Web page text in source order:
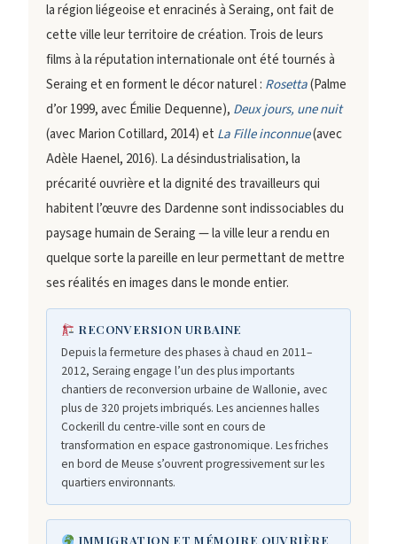
la région liégeoise et enracinés à Seraing, ont fait de
cette ville leur territoire de création. Trois de leurs
films à la réputation internationale ont été tournés à
Seraing et en forment le décor naturel : Rosetta(Palme
d’or 1999, avec Émilie Dequenne), Deux jours, une nuit
(avec Marion Cotillard, 2014) et La Fille inconnue(avec
Adèle Haenel, 2016). La désindustrialisation, la
précarité ouvrière et la dignité des travailleurs qui
habitent l’œuvre des Dardenne sont indissociables du
paysage humain de Seraing — la ville leur a rendu en
quelque sorte la pareille en leur permettant de mettre
ses réalités en images dans le monde entier.
RECONVERSION URBAINE
Depuis la fermeture des phases à chaud en 2011–
2012, Seraing engage l’un des plus importants
chantiers de reconversion urbaine de Wallonie, avec
plus de 320 projets imbriqués. Les anciennes halles
Cockerill du centre-ville sont en cours de
transformation en espace gastronomique. Les friches
en bord de Meuse s’ouvrent progressivement sur les
quartiers environnants.
IMMIGRATION ET MÉMOIRE OUVRIÈRE